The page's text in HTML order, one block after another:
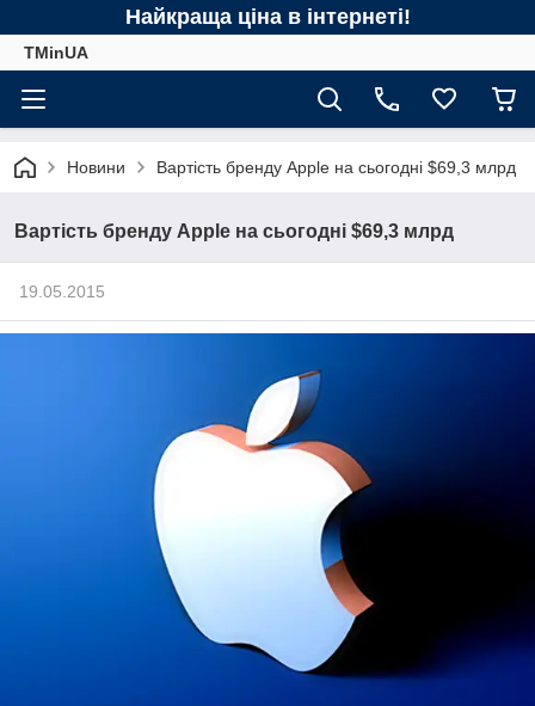
Найкраща ціна в інтернеті!
TMinUA
Новини Вартість бренду Apple на сьогодні $69,3 млрд
Вартість бренду Apple на сьогодні $69,3 млрд
19.05.2015